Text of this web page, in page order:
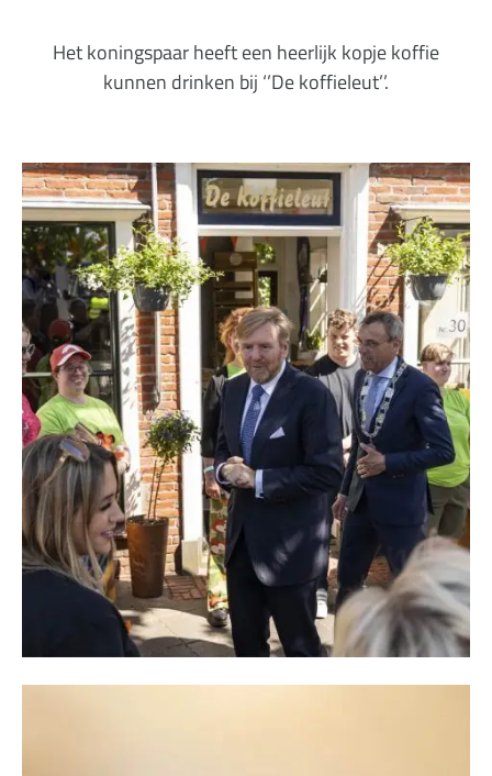
Het koningspaar heeft een heerlijk kopje koffie
kunnen drinken bij ‘’De koffieleut’’.